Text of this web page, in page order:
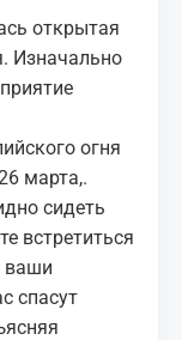
открытая
Изначально
огня
марта,.
сидеть
встретиться
ваши
спасут